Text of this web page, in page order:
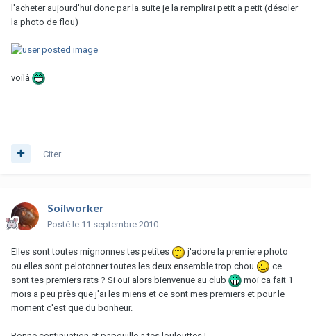
l'acheter aujourd'hui donc par la suite je la remplirai petit a petit (désoler
la photo de flou)
voilà
Citer
Soilworker
Posté le 11 septembre 2010
Elles sont toutes mignonnes tes petites
j'adore la premiere photo
ou elles sont pelotonner toutes les deux ensemble trop chou
ce
sont tes premiers rats ? Si oui alors bienvenue au club
moi ca fait 1
mois a peu près que j'ai les miens et ce sont mes premiers et pour le
moment c'est que du bonheur.